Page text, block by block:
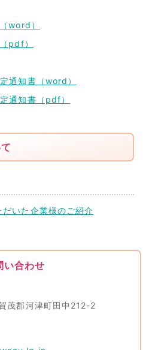
word）
pdf）
通知書（word）
通知書（pdf）
いた企業様のご紹介
い合わせ
郡河津町田中212-2